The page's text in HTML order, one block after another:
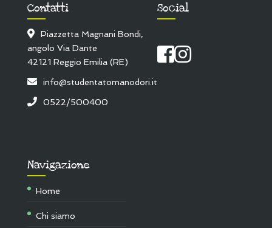
Contatti
Piazzetta Magnani Bondi,
angolo Via Dante
42121 Reggio Emilia (RE)
info@studentatomanodori.it
0522/500400
Social
Navigazione
Home
Chi siamo